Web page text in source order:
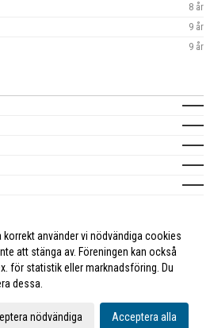
8 år
9 år
9 år
använder vi nödvändiga cookies
att stänga av. Föreningen kan också
för statistik eller marknadsföring. Du
dessa.
nödvändiga Acceptera alla